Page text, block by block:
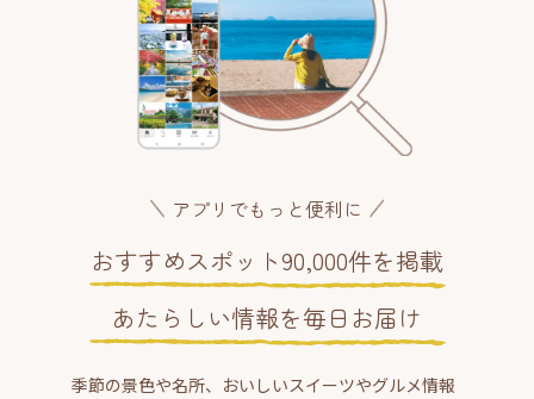
アプリでもっと便利に
おすすめスポット90,000件を掲載
あたらしい情報を毎日お届け
季節の景色や名所、おいしいスイーツやグルメ情報